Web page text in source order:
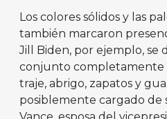
Los colores sólidos y las
también marcaron
Jill Biden, por ejemplo, se
conjunto
traje, abrigo, zapatos y
posiblemente cargado de